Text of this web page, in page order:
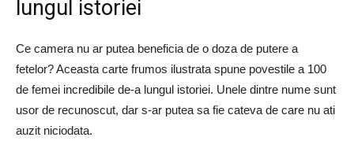
lungul istoriei
Ce camera nu ar putea beneficia de o doza de putere a
fetelor? Aceasta carte frumos ilustrata spune povestile a 100
de femei incredibile de-a lungul istoriei. Unele dintre nume sunt
usor de recunoscut, dar s-ar putea sa fie cateva de care nu ati
auzit niciodata.